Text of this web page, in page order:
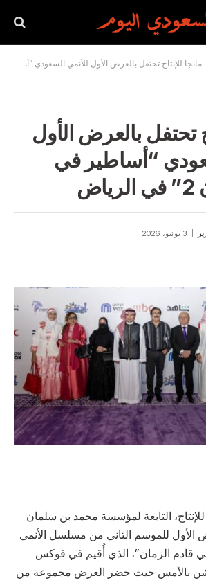
مانجا للإنتاج تحتفل بالعرض الأول للأنمي السعودي “أساطير في قادم الزمان 2” في الرياض
تحتفل بالعرض الأول
“أساطير في
3 يونيو، 2026
التابعة لمؤسسة محمد بن سلمان
الأول للموسم الثاني من مسلسل الأنمي
قادم الزمان”، الذي أُقيم في فوكس
بالأمس حيث حضر العرض مجموعة من